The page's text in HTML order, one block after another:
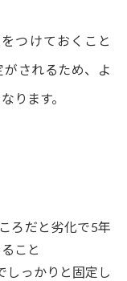
つけておくこと
されるため、よ
ります。
ろだと劣化で5年
こと
しっかりと固定し